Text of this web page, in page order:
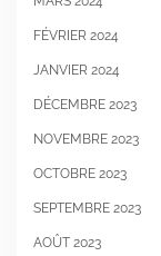
FÉVRIER 2024
JANVIER 2024
DÉCEMBRE 2023
NOVEMBRE 2023
OCTOBRE 2023
SEPTEMBRE 2023
AOÛT 2023